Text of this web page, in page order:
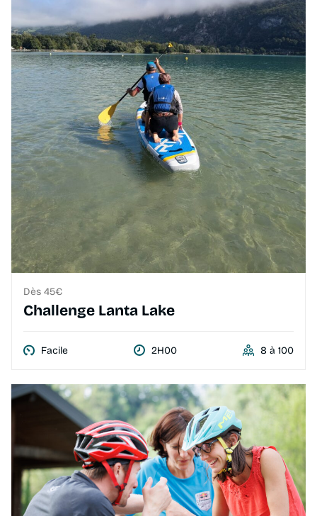
Dès 45€
Challenge Lanta Lake
Facile 2H00 8 à 100